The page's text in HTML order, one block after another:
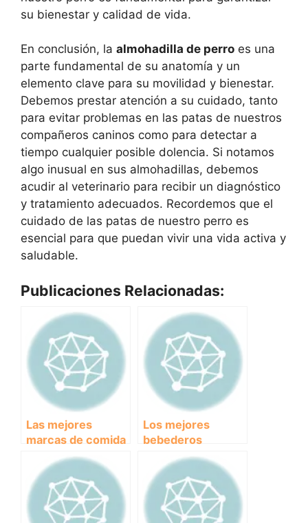
su bienestar y calidad de vida.
En conclusión, la almohadilla de perro es una
parte fundamental de su anatomía y un
elemento clave para su movilidad y bienestar.
Debemos prestar atención a su cuidado, tanto
para evitar problemas en las patas de nuestros
compañeros caninos como para detectar a
tiempo cualquier posible dolencia. Si notamos
algo inusual en sus almohadillas, debemos
acudir al veterinario para recibir un diagnóstico
y tratamiento adecuados. Recordemos que el
cuidado de las patas de nuestro perro es
esencial para que puedan vivir una vida activa y
saludable.
Publicaciones Relacionadas:
Las mejores
marcas de comida
para perros: ¿Cuál
es la opción más
saludable?
Los mejores
bebederos
portátiles para
perros: Mantén a
tu mascota
hidratada en todo
momento.